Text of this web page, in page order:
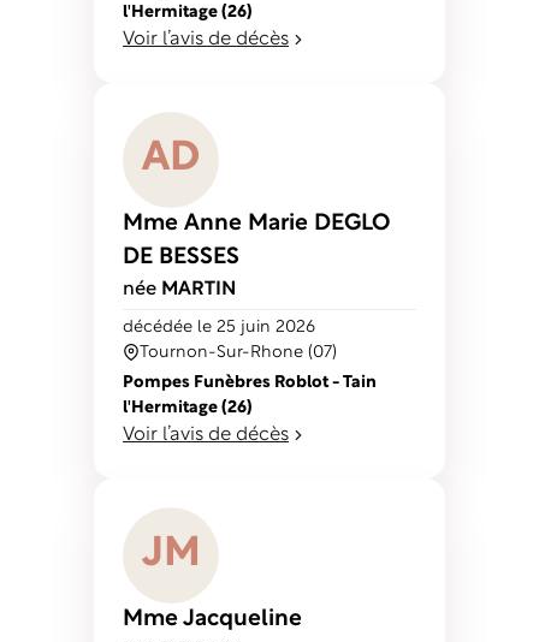
l'Hermitage (26)
Voir l’avis de décès
AD
Mme Anne Marie DEGLO
DE BESSES
née MARTIN
Tournon-Sur-Rhone (07)
décédée le 25 juin 2026
Pompes Funèbres Roblot - Tain
l'Hermitage (26)
Voir l’avis de décès
J M
Mme Jacqueline